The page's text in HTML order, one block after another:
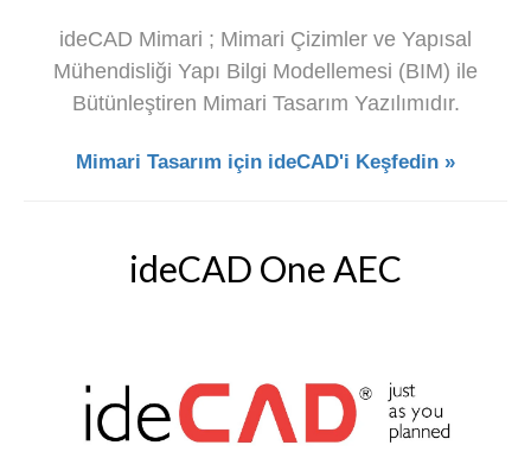
ideCAD Mimari ; Mimari Çizimler ve Yapısal
Mühendisliği Yapı Bilgi Modellemesi (BIM) ile
Bütünleştiren Mimari Tasarım Yazılımıdır.
Mimari Tasarım için ideCAD'i Keşfedin »
ideCAD One AEC